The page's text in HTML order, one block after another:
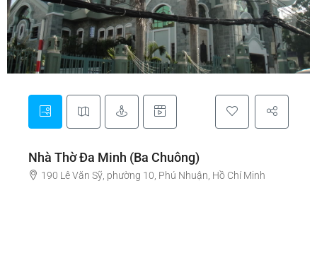
Nhà Thờ Đa Minh (Ba Chuông)
190 Lê Văn Sỹ, phường 10, Phú Nhuận, Hồ Chí Minh